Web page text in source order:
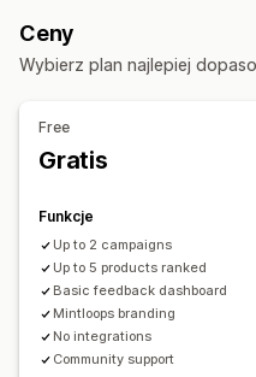
Sposoby zbierania recenzji
Powiadomienia push
Ankiety
Promocje
Ceny
Wybierz plan najlepiej
Free
Gratis
Funkcje
Up to 2 campaigns
Up to 5 products ranked
Basic feedback dashboard
Mintloops branding
No integrations
Community support